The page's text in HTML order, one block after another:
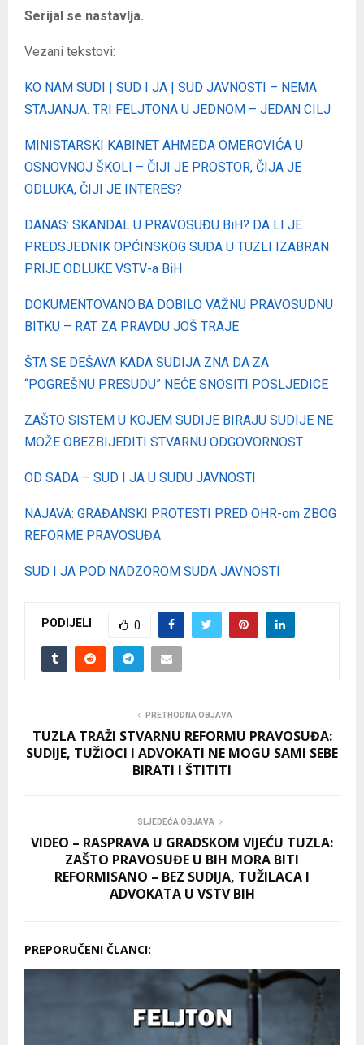
Serijal se nastavlja.
Vezani tekstovi:
KO NAM SUDI | SUD I JA | SUD JAVNOSTI – NEMA
STAJANJA: TRI FELJTONA U JEDNOM – JEDAN CILJ
MINISTARSKI KABINET AHMEDA OMEROVIĆA U
OSNOVNOJ ŠKOLI – ČIJI JE PROSTOR, ČIJA JE
ODLUKA, ČIJI JE INTERES?
DANAS: SKANDAL U PRAVOSUĐU BiH? DA LI JE
PREDSJEDNIK OPĆINSKOG SUDA U TUZLI IZABRAN
PRIJE ODLUKE VSTV-a BiH
DOKUMENTOVANO.BA DOBILO VAŽNU PRAVOSUDNU
BITKU – RAT ZA PRAVDU JOŠ TRAJE
ŠTA SE DEŠAVA KADA SUDIJA ZNA DA ZA
“POGREŠNU PRESUDU” NEĆE SNOSITI POSLJEDICE
ZAŠTO SISTEM U KOJEM SUDIJE BIRAJU SUDIJE NE
MOŽE OBEZBIJEDITI STVARNU ODGOVORNOST
OD SADA – SUD I JA U SUDU JAVNOSTI
NAJAVA: GRAĐANSKI PROTESTI PRED OHR-om ZBOG
REFORME PRAVOSUĐA
SUD I JA POD NADZOROM SUDA JAVNOSTI
PODIJELI 0
PRETHODNA OBJAVA
TUZLA TRAŽI STVARNU REFORMU PRAVOSUĐA:
SUDIJE, TUŽIOCI I ADVOKATI NE MOGU SAMI SEBE
BIRATI I ŠTITITI
SLJEDEĆA OBJAVA
VIDEO – RASPRAVA U GRADSKOM VIJEĆU TUZLA:
ZAŠTO PRAVOSUĐE U BIH MORA BITI
REFORMISANO – BEZ SUDIJA, TUŽILACA I
ADVOKATA U VSTV BIH
PREPORUČENI ČLANCI: